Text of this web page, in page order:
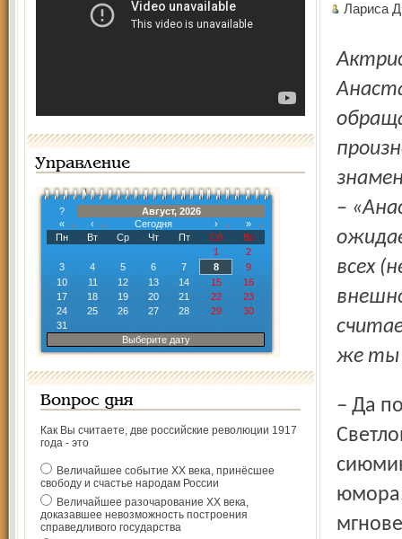
Управление
?
Август, 2026
«
‹ Сегодня ›
»
Пн
Вт Ср Чт Пт Сб
Вс
1
2
3
4 5 6 7 8
9
10
11 12 13 14 15
16
17
18 19 20 21 22
23
24
25 26 27 28 29
30
31
Выберите дату
Вопрос дня
Как Вы считаете, две российские революции 1917
года - это
Величайшее событие ХХ века, принёсшее
свободу и счастье народам России
Величайшее разочарование ХХ века,
доказавшее невозможность построения
справедливого государства
Лариса
Актриса академического театра драмы имени Волкова
–
всех
же ты
– Да потому что не в этом дело, – горячится Анастасия
юмора,